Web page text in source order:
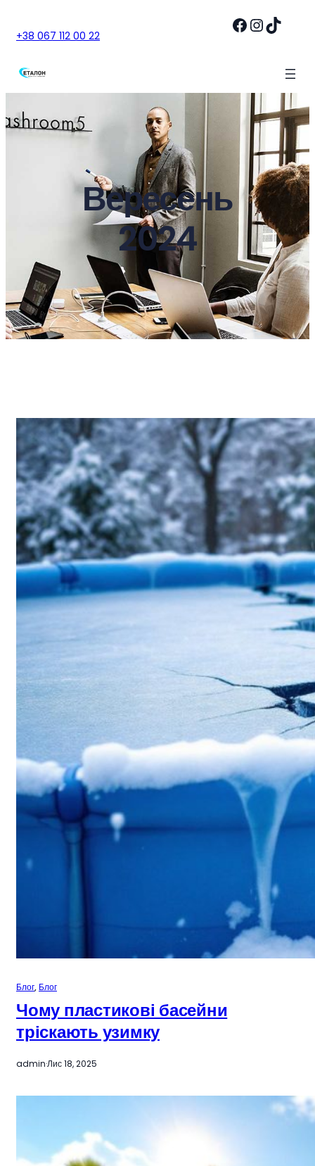
+38 067 112 00 22
Facebook InstagramTikTok
Вересень
2024
Блог, Блог
Чому пластикові басейни
тріскають узимку
admin·Лис 18, 2025